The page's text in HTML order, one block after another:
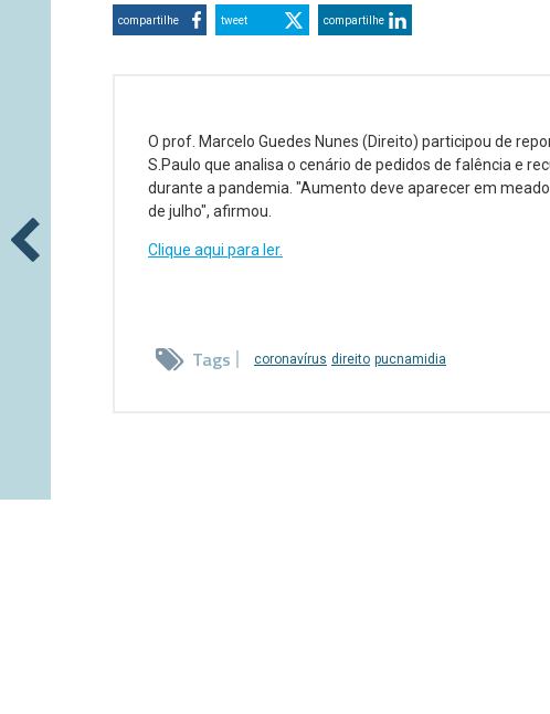
compartilhe tweet compartilhe
O prof. Marcelo Guedes Nunes (Direito) participou de
S.Paulo que analisa o cenário de pedidos de falência e
durante a pandemia. "Aumento deve aparecer em
de julho", afirmou.
Clique aqui para ler.
Tags coronavírus direito pucnamidia